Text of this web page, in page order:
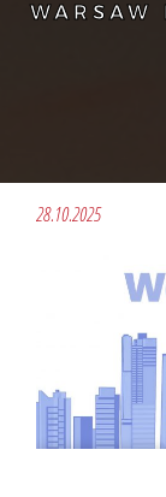
WARSAW
28.10.2025